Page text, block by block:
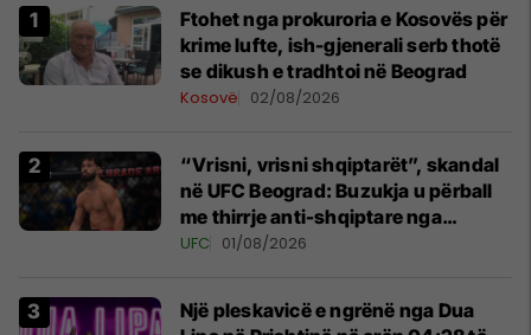
Ftohet nga prokuroria e Kosovës për
krime lufte, ish-gjenerali serb thotë
se dikush e tradhtoi në Beograd
Kosovë 02/08/2026
“Vrisni, vrisni shqiptarët”, skandal
në UFC Beograd: Buzukja u përball
me thirrje anti-shqiptare nga
tribunat
UFC 01/08/2026
Një pleskavicë e ngrënë nga Dua